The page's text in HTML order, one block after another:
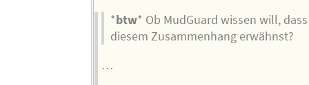
*btw* Ob MudGuard wissen will,
diesem Zusammenhang erwähnst?
…